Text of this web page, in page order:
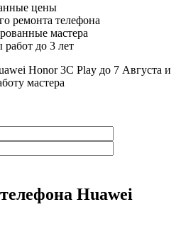
цены
ремонта телефона
мастера
работ до 3 лет
Honor 3C Play до 7 Августа и
мастера
Huawei